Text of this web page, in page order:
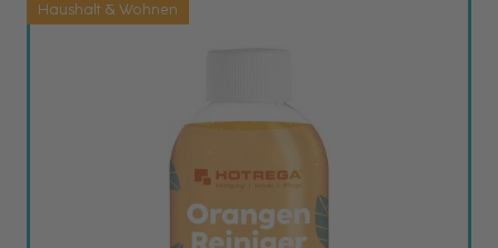
Haushalt & Wohnen